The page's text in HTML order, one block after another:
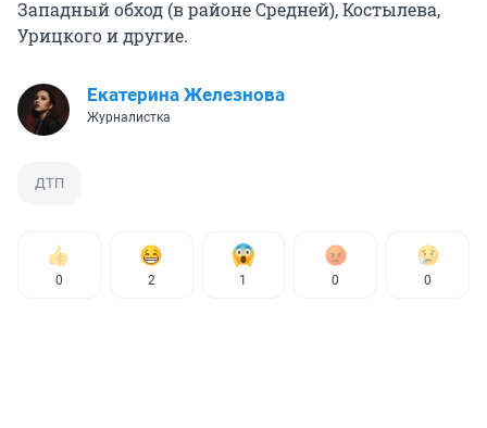
Западный обход (в районе Средней), Костылева,
Урицкого и другие.
Екатерина Железнова
Журналистка
ДТП
0 2 1 0 0